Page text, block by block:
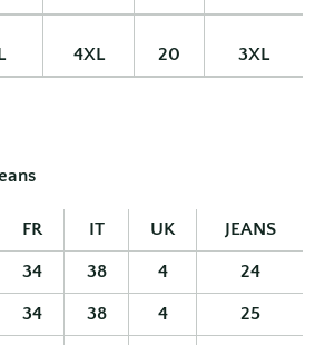
4XL 20 3XL
FR IT UK JEANS
34 38 4 24
34 38 4 25